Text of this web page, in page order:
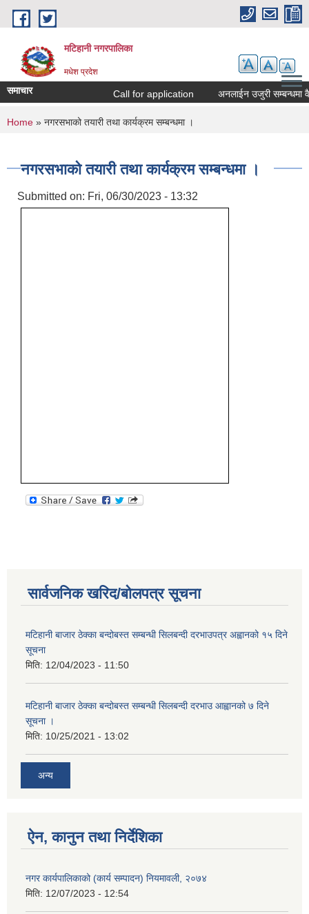
Skip to main content
मटिहानी नगरपालिका
मधेश प्रदेश
समाचार Call for application अनलाईन उजुरी सम्बन्धमा
You are here
Home » नगरसभाको तयारी तथा कार्यक्रम सम्बन्धमा ।
नगरसभाको तयारी तथा कार्यक्रम सम्बन्धमा ।
Submitted on: Fri, 06/30/2023 - 13:32
सार्वजनिक खरिद/बोलपत्र सूचना
मटिहानी बाजार ठेक्का बन्दोबस्त सम्बन्धी सिलबन्दी दरभाउपत्र अह्वानको १५ दिने
सूचना
मिति: 12/04/2023 - 11:50
मटिहानी बाजार ठेक्का बन्दोबस्त सम्बन्धी सिलबन्दी दरभाउ आह्वानको ७ दिने
सूचना ।
मिति: 10/25/2021 - 13:02
अन्य
ऐन, कानुन तथा निर्देशिका
नगर कार्यपालिकाको (कार्य सम्पादन) नियमावली, २०७४
मिति: 12/07/2023 - 12:54